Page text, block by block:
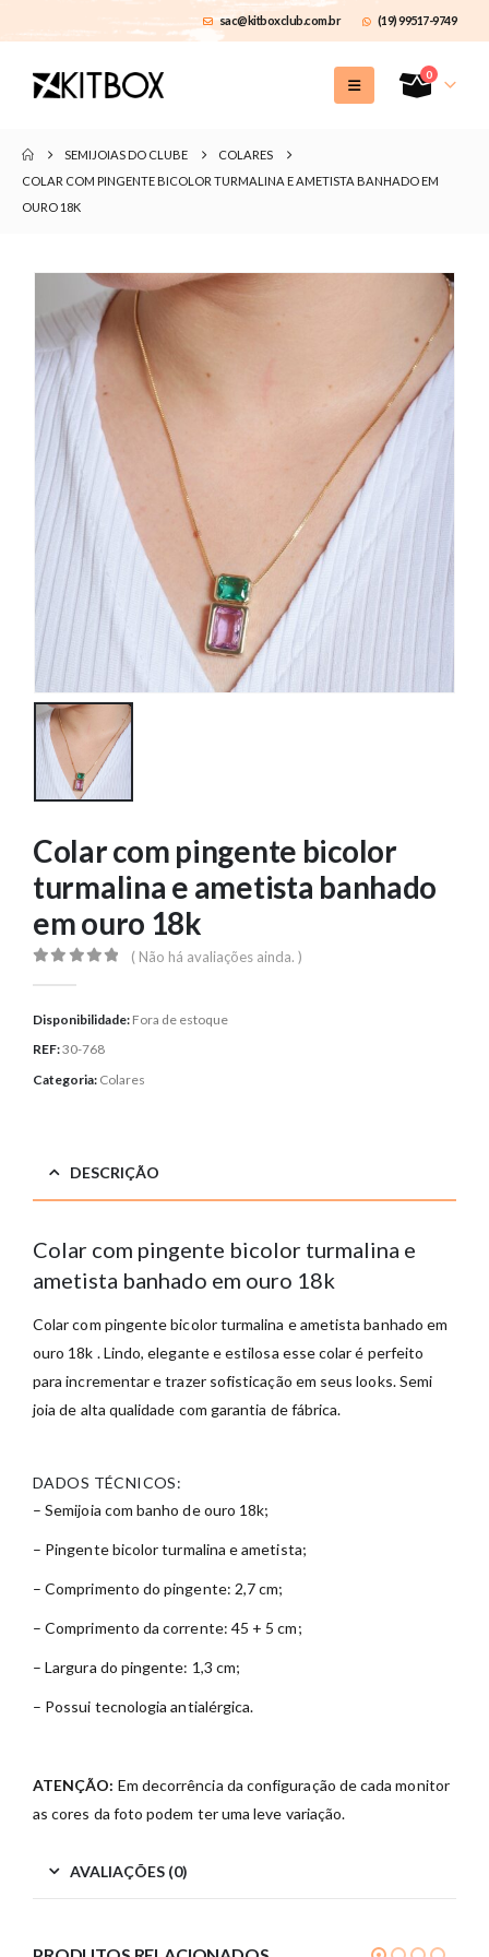
sac@kitboxclub.com.br (19) 99517-9749
0
SEMIJOIAS DO CLUBE
COLARES
COLAR COM PINGENTE BICOLOR TURMALINA E AMETISTA BANHADO EM
OURO 18K
Colar com pingente bicolor
turmalina e ametista banhado
em ouro 18k
( Não há avaliações ainda. )
Disponibilidade: Fora de estoque
REF:30-768
Categoria: Colares
DESCRIÇÃO
Colar com pingente bicolor turmalina e
ametista banhado em ouro 18k
Colar com pingente bicolor turmalina e ametista banhado em
ouro 18k . Lindo, elegante e estilosa esse colar é perfeito
para incrementar e trazer sofisticação em seus looks. Semi
joia de alta qualidade com garantia de fábrica.
DADOS TÉCNICOS:
– Semijoia com banho de ouro 18k;
– Pingente bicolor turmalina e ametista;
– Comprimento do pingente: 2,7 cm;
– Comprimento da corrente: 45 + 5 cm;
– Largura do pingente: 1,3 cm;
– Possui tecnologia antialérgica.
ATENÇÃO: Em decorrência da configuração de cada monitor
as cores da foto podem ter uma leve variação.
AVALIAÇÕES (0)